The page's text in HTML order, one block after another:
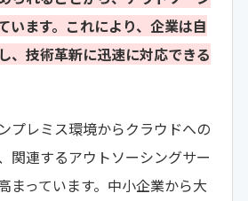
います。これにより、企業は自
、技術革新に迅速に対応できる
プレミス環境からクラウドへの
関連するアウトソーシングサー
まっています。中小企業から大